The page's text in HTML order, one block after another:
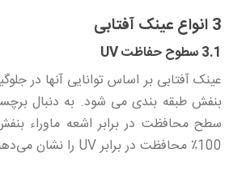
3 انواع عینک آفتابی
3.1 سطوح حفاظت UV
عینک آفتابی بر اساس توانایی آنها در
بنفش طبقه بندی می شود. به دنبال
سطح محافظت در برابر اشعه ماوراء
100٪ محافظت در برابر UV را نشان می‌دهند.